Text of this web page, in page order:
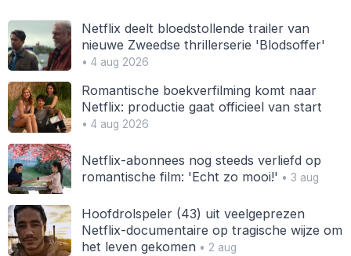
Netflix deelt bloedstollende trailer van
nieuwe Zweedse thrillerserie 'Blodsoffer'
• 4 aug 2026
Romantische boekverfilming komt naar
Netflix: productie gaat officieel van start
• 4 aug 2026
Netflix-abonnees nog steeds verliefd op
romantische film: 'Echt zo mooi!' • 3 aug
Hoofdrolspeler (43) uit veelgeprezen
Netflix-documentaire op tragische wijze om
het leven gekomen• 2 aug